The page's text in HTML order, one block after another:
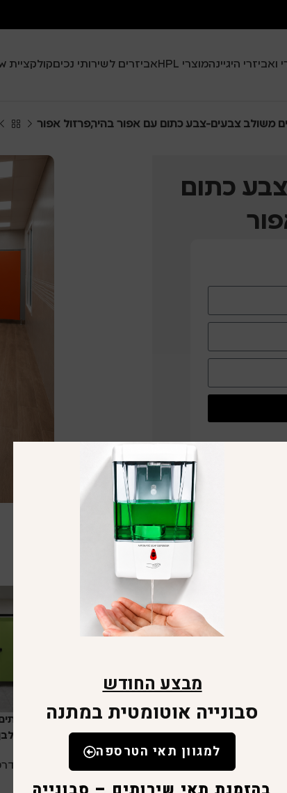
ואביזרי היגיינהמוצרי HPL אביזרים לשירותי נכיםקולקציית Black View
משולב צבעים-צבע כתום עם אפור בהיר,פרזול אפור
כתום
תא
מייפל
תאי
מבצע החודש
סבונייה אוטומטית במתנה
למגוון תאי הטרספה